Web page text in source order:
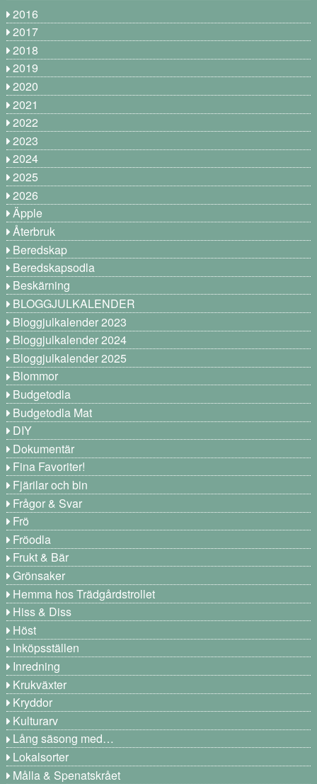
2016
2017
2018
2019
2020
2021
2022
2023
2024
2025
2026
Äpple
Återbruk
Beredskap
Beredskapsodla
Beskärning
BLOGGJULKALENDER
Bloggjulkalender 2023
Bloggjulkalender 2024
Bloggjulkalender 2025
Blommor
Budgetodla
Budgetodla Mat
DIY
Dokumentär
Fina Favoriter!
Fjärilar och bin
Frågor & Svar
Frö
Fröodla
Frukt & Bär
Grönsaker
Hemma hos Trädgårdstrollet
Hiss & Diss
Höst
Inköpsställen
Inredning
Krukväxter
Kryddor
Kulturarv
Lång säsong med…
Lokalsorter
Målla & Spenatskrået